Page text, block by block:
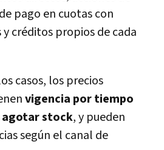
pago en cuotas con
créditos propios de cada
casos, los precios
vigencia por tiempo
stock, y pueden
según el canal de